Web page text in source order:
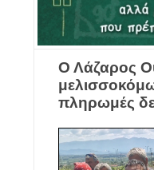
Ο Λάζαρος
πληρωμές